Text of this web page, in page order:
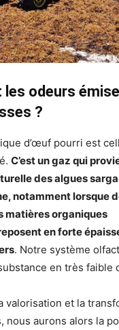
les odeurs
?
d’œuf pourri est
C’est un gaz qui
des algues
notamment lorsque
matières organiques
en forte
. Notre système
en très faible
valorisation et la
nous aurons alors la